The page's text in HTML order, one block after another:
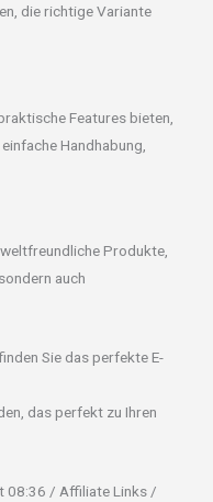
die richtige Variante
Features bieten,
Handhabung,
Produkte,
auch
Sie das perfekte E-
das perfekt zu Ihren
08:36 / Affiliate Links /